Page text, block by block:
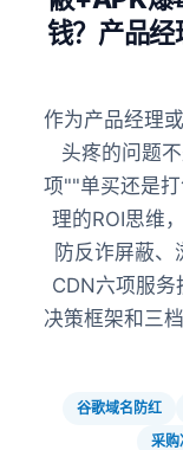
钱？产品
作为产品经理
头疼的问题
项""单买还是
理的ROI思维
防反诈屏蔽
CDN六项服务
决策框架和三
谷歌域名防红
采购